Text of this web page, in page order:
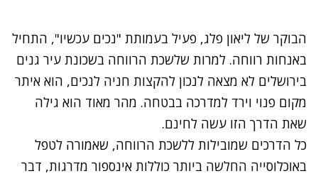
הבוקר של ליאון פלג, פעיל בעמותת "נכים עכשיו", התחיל
באנחות רווחה. למרות שלשכת הרווחה בשכונת עיר גנים
בירושלים לא מצאה לנכון להקצות חניה לנכים, הוא איתר
מקום פנוי וירד למדרכה בבטחה. מהר מאוד הוא גילה
שאת הדרך הזו עשה לחינם.
כל הדרכים שמובילות ללשכת הרווחה, שאמורה לטפל
באוכלוסייה החלשה ביותר כוללות אינספור מדרגות, דבר